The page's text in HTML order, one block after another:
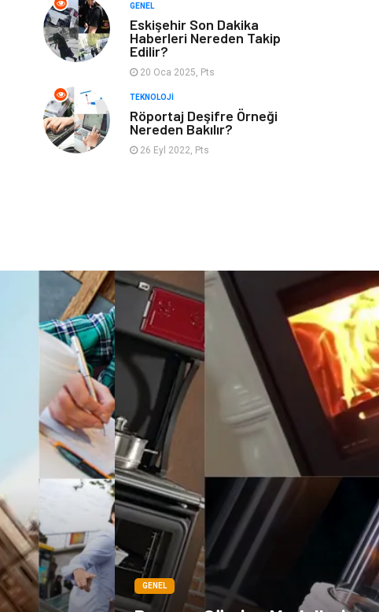
GENEL
Eskişehir Son Dakika
Haberleri Nereden Takip
Edilir?
20 Oca 2025, Pts
TEKNOLOJI
Röportaj Deşifre Örneği
Nereden Bakılır?
26 Eyl 2022, Pts
GENEL